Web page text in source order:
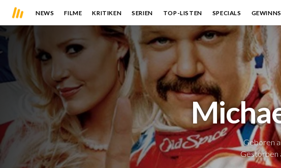
NEWS FILME KRITIKEN SERIEN TOP-LISTEN SPECIALS
Geboren
Gestorben